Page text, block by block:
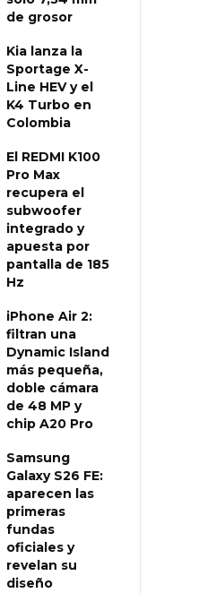
de grosor
Kia lanza la
Sportage X-
Line HEV y el
K4 Turbo en
Colombia
El REDMI K100
Pro Max
recupera el
subwoofer
integrado y
apuesta por
pantalla de 185
Hz
iPhone Air 2:
filtran una
Dynamic Island
más pequeña,
doble cámara
de 48 MP y
chip A20 Pro
Samsung
Galaxy S26 FE:
aparecen las
primeras
fundas
oficiales y
revelan su
diseño